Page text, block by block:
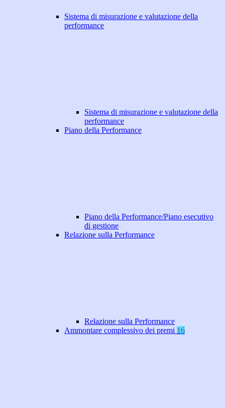
Sistema di misurazione e valutazione della
performance
Sistema di misurazione e valutazione della
performance
Piano della Performance
Piano della Performance/Piano esecutivo
di gestione
Relazione sulla Performance
Relazione sulla Performance
Ammontare complessivo dei premi 16